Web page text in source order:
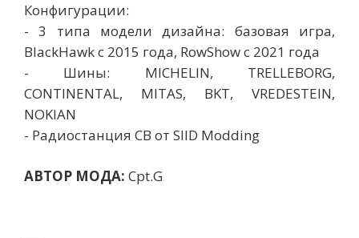
Конфигурации:
- 3 типа модели дизайна: базовая игра,
BlackHawk с 2015 года, RowShow с 2021 года
- Шины: MICHELIN, TRELLEBORG,
CONTINENTAL, MITAS, BKT, VREDESTEIN,
NOKIAN
- Радиостанция CB от SIID Modding
АВТОР МОДА: Cpt.G